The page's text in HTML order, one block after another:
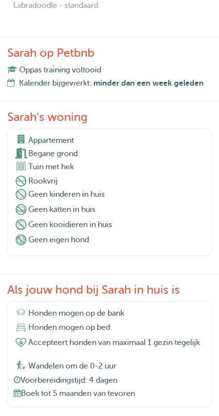
Labradoodle - standaard
Sarah op Petbnb
Oppas training voltooid
Kalender bijgewerkt: minder dan een week geleden
Sarah's woning
Appartement
 Begane grond
Tuin met hek
Rookvrij
Geen kinderen in huis
Geen katten in huis
Geen kooidieren in huis
Geen eigen hond
Als jouw hond bij Sarah in huis is
Honden mogen op de bank
Honden mogen op bed
Accepteert honden van maximaal 1 gezin tegelijk
Wandelen om de 0-2 uur
Voorbereidingstijd: 4 dagen
Boek tot 5 maanden van tevoren